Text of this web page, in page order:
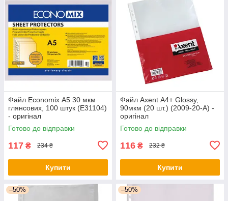
Файл Economix А5 30 мкм
глянсових, 100 штук (E31104)
- оригінал
Готово до відправки
117 ₴ 234 ₴
Купити
Файл Axent А4+ Glossy,
90мкм (20 шт.) (2009-20-А) -
оригінал
Готово до відправки
116 ₴ 232 ₴
Купити
–50% –50%